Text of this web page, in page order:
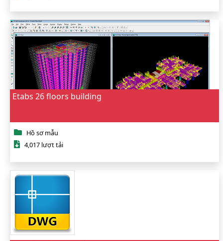
Etabs 26 floors building
Hồ sơ mẫu
4,017 lượt tải